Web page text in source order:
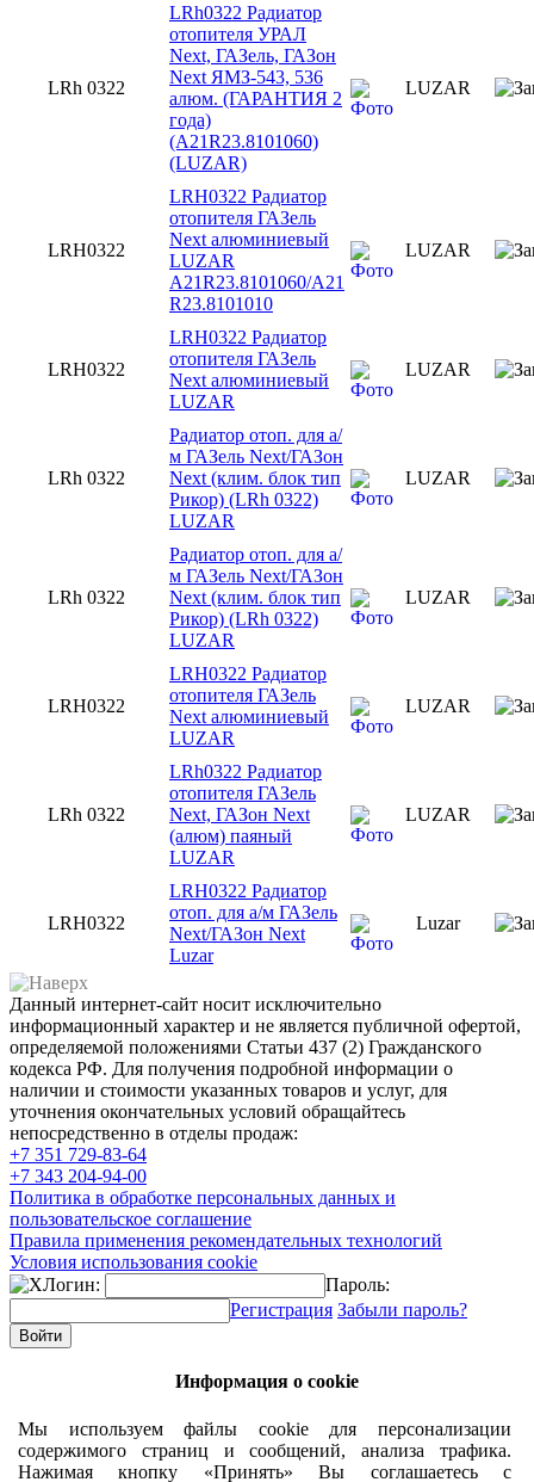
LRh 0322
LRh0322 Радиатор
отопителя УРАЛ
Next, ГАЗель, ГАЗон
Next ЯМЗ-543, 536
алюм. (ГАРАНТИЯ 2
года)
(A21R23.8101060)
(LUZAR)
LUZAR
LRH0322
LRH0322 Радиатор
отопителя ГАЗель
Next алюминиевый
LUZAR
A21R23.8101060/A21
R23.8101010
LUZAR
LRH0322
LRH0322 Радиатор
отопителя ГАЗель
Next алюминиевый
LUZAR
LUZAR
LRh 0322
Радиатор отоп. для а/
м ГАЗель Next/ГАЗон
Next (клим. блок тип
Рикор) (LRh 0322)
LUZAR
LUZAR
LRh 0322
Радиатор отоп. для а/
м ГАЗель Next/ГАЗон
Next (клим. блок тип
Рикор) (LRh 0322)
LUZAR
LUZAR
LRH0322
LRH0322 Радиатор
отопителя ГАЗель
Next алюминиевый
LUZAR
LUZAR
LRh 0322
LRh0322 Радиатор
отопителя ГАЗель
Next, ГАЗон Next
(алюм) паяный
LUZAR
LUZAR
LRH0322
LRH0322 Радиатор
отоп. для а/м ГАЗель
Next/ГАЗон Next
Luzar
Luzar
Данный интернет-сайт носит исключительно
информационный характер и не является публичной офертой,
определяемой положениями Статьи 437 (2) Гражданского
кодекса РФ. Для получения подробной информации о
наличии и стоимости указанных товаров и услуг, для
уточнения окончательных условий обращайтесь
непосредственно в отделы продаж:
+7 351 729-83-64
+7 343 204-94-00
Политика в обработке персональных данных и
пользовательское соглашение
Правила применения рекомендательных технологий
Условия использования cookie
Логин:
Пароль:
Регистрация Забыли пароль?
Информация о cookie
Мы используем файлы cookie для персонализации
содержимого страниц и сообщений, анализа трафика.
Нажимая кнопку «Принять» Вы соглашаетесь с